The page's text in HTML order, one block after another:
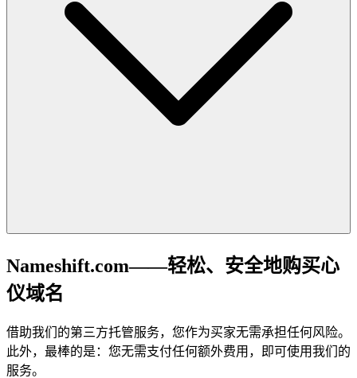
Nameshift.com——轻松、安全地购买心
仪域名
借助我们的第三方托管服务，您作为买家无需承担任何风险。
此外，最棒的是：您无需支付任何额外费用，即可使用我们的
服务。